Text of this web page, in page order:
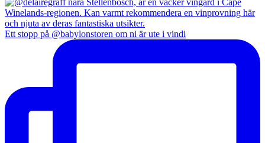
Ett stopp på @babylonstoren om ni är ute i vindi